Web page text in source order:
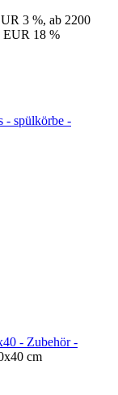
3 %, ab 2200
EUR 18 %
- Zubehör -
cm